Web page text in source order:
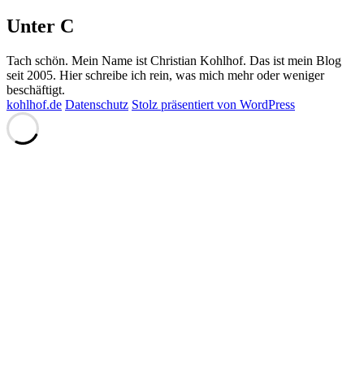
Unter C
Tach schön. Mein Name ist Christian Kohlhof. Das ist mein Blog
seit 2005. Hier schreibe ich rein, was mich mehr oder weniger
beschäftigt.
kohlhof.de Datenschutz Stolz präsentiert von WordPress